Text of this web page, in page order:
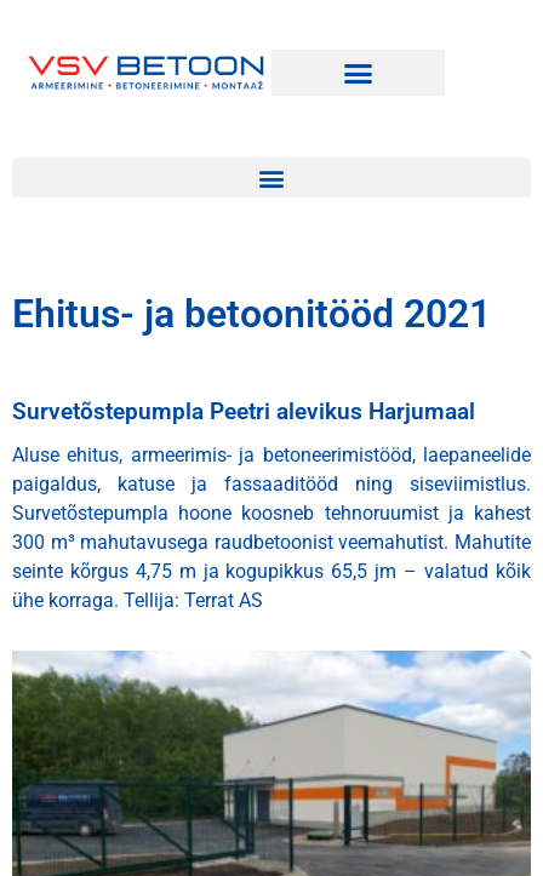
Ehitus- ja betoonitööd 2021
Survetõstepumpla Peetri alevikus Harjumaal
Aluse ehitus, armeerimis- ja betoneerimistööd, laepaneelide
paigaldus, katuse ja fassaaditööd ning siseviimistlus.
Survetõstepumpla hoone koosneb tehnoruumist ja kahest
300 m³ mahutavusega raudbetoonist veemahutist. Mahutite
seinte kõrgus 4,75 m ja kogupikkus 65,5 jm – valatud kõik
ühe korraga. Tellija: Terrat AS